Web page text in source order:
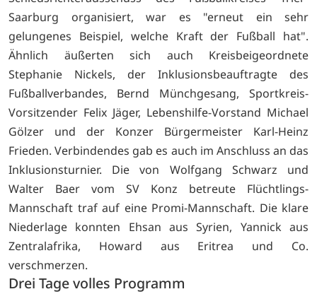
Saarburg organisiert, war es "erneut ein sehr
gelungenes Beispiel, welche Kraft der Fußball hat".
Ähnlich äußerten sich auch Kreisbeigeordnete
Stephanie Nickels, der Inklusionsbeauftragte des
Fußballverbandes, Bernd Münchgesang, Sportkreis-
Vorsitzender Felix Jäger, Lebenshilfe-Vorstand Michael
Gölzer und der Konzer Bürgermeister Karl-Heinz
Frieden. Verbindendes gab es auch im Anschluss an das
Inklusionsturnier. Die von Wolfgang Schwarz und
Walter Baer vom SV Konz betreute Flüchtlings-
Mannschaft traf auf eine Promi-Mannschaft. Die klare
Niederlage konnten Ehsan aus Syrien, Yannick aus
Zentralafrika, Howard aus Eritrea und Co.
verschmerzen.
Drei Tage volles Programm